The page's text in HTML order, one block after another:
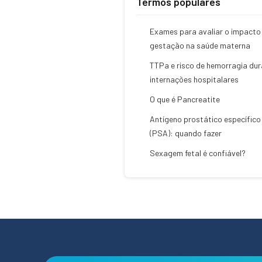
Exames para avaliar o impacto
gestação na saúde materna
TTPa e risco de hemorragia
internações hospitalares
O que é Pancreatite
Antígeno prostático específico
(PSA): quando fazer
Sexagem fetal é confiável?